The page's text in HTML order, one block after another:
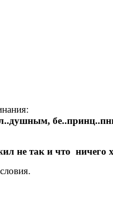
не так и что ничего